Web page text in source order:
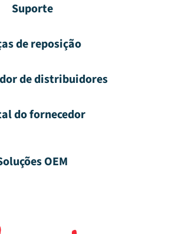
Suporte
de reposição
de distribuidores
do fornecedor
OEM